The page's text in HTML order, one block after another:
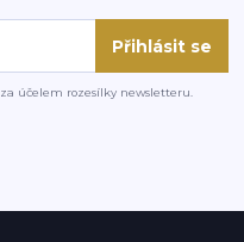
Přihlásit se
za účelem rozesílky newsletteru.